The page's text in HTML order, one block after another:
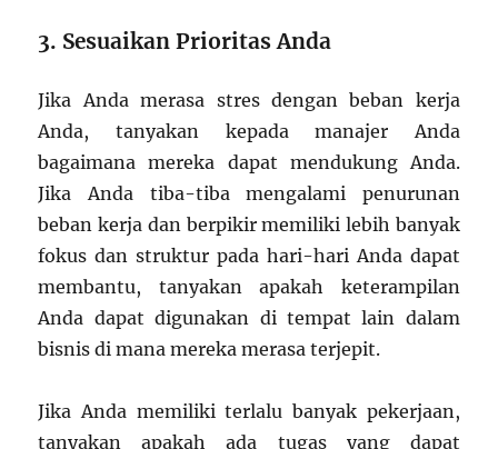
3. Sesuaikan Prioritas Anda
Jika Anda merasa stres dengan beban kerja
Anda, tanyakan kepada manajer Anda
bagaimana mereka dapat mendukung Anda.
Jika Anda tiba-tiba mengalami penurunan
beban kerja dan berpikir memiliki lebih banyak
fokus dan struktur pada hari-hari Anda dapat
membantu, tanyakan apakah keterampilan
Anda dapat digunakan di tempat lain dalam
bisnis di mana mereka merasa terjepit.
Jika Anda memiliki terlalu banyak pekerjaan,
tanyakan apakah ada tugas yang dapat